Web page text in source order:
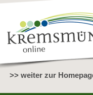
>> weiter zur